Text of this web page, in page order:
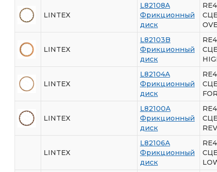
LINTEX
L82108A
Фрикционный
диск
LINTEX
L82103B
Фрикционный
диск
LINTEX
L82104A
Фрикционный
диск
LINTEX
L82100A
Фрикционный
диск
LINTEX
L82106A
Фрикционный
диск